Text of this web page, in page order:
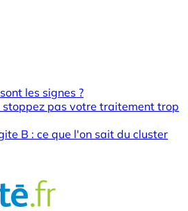
les signes ?
pas votre traitement trop
B : ce que l'on sait du cluster